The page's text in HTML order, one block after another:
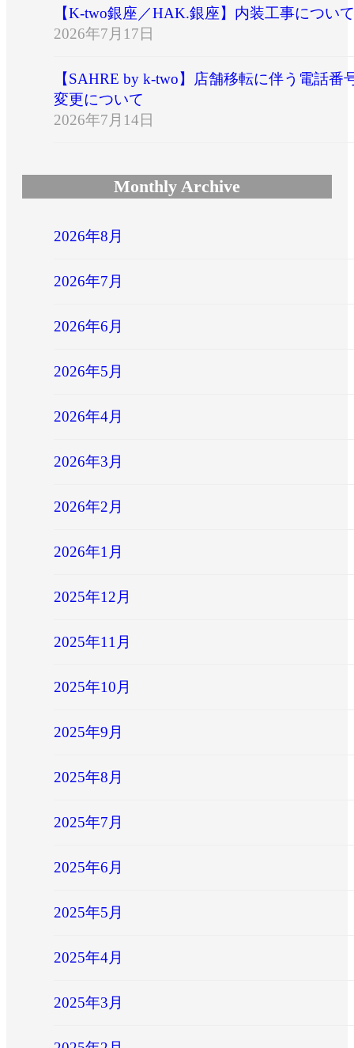
【K-two銀座／HAK.銀座】内装工事について
2026年7月17日
【SAHRE by k-two】店舗移転に伴う電話番
変更について
2026年7月14日
Monthly Archive
2026年8月
2026年7月
2026年6月
2026年5月
2026年4月
2026年3月
2026年2月
2026年1月
2025年12月
2025年11月
2025年10月
2025年9月
2025年8月
2025年7月
2025年6月
2025年5月
2025年4月
2025年3月